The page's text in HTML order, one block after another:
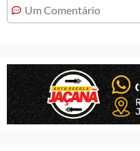
Um Comentário